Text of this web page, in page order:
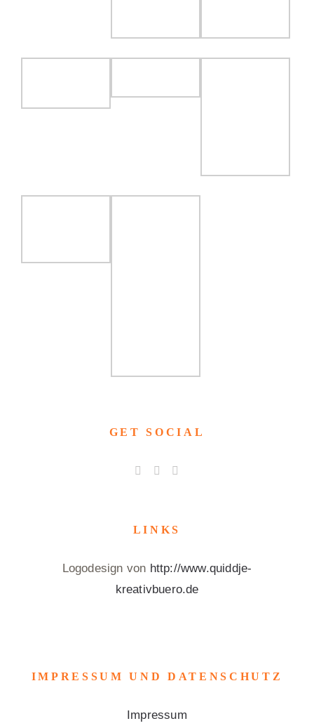
GET SOCIAL
LINKS
Logodesign von http://www.quiddje-
kreativbuero.de
IMPRESSUM UND DATENSCHUTZ
Impressum